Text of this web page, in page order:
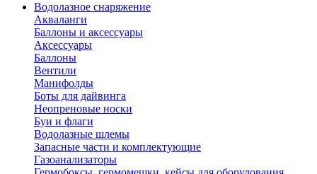
Водолазное снаряжение
Акваланги
Баллоны и аксессуары
Аксессуары
Баллоны
Вентили
Манифолды
Боты для дайвинга
Неопреновые носки
Буи и флаги
Водолазные шлемы
Запасные части и комплектующие
Газоанализаторы